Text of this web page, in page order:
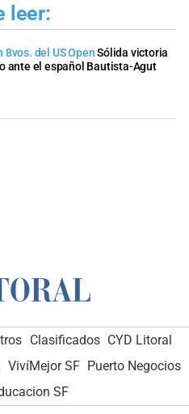
leer:
8vos. del US OpenSólida victoria
ante el español Bautista-Agut
Clasificados CYD Litoral
VivíMejor SF Puerto Negocios
SF